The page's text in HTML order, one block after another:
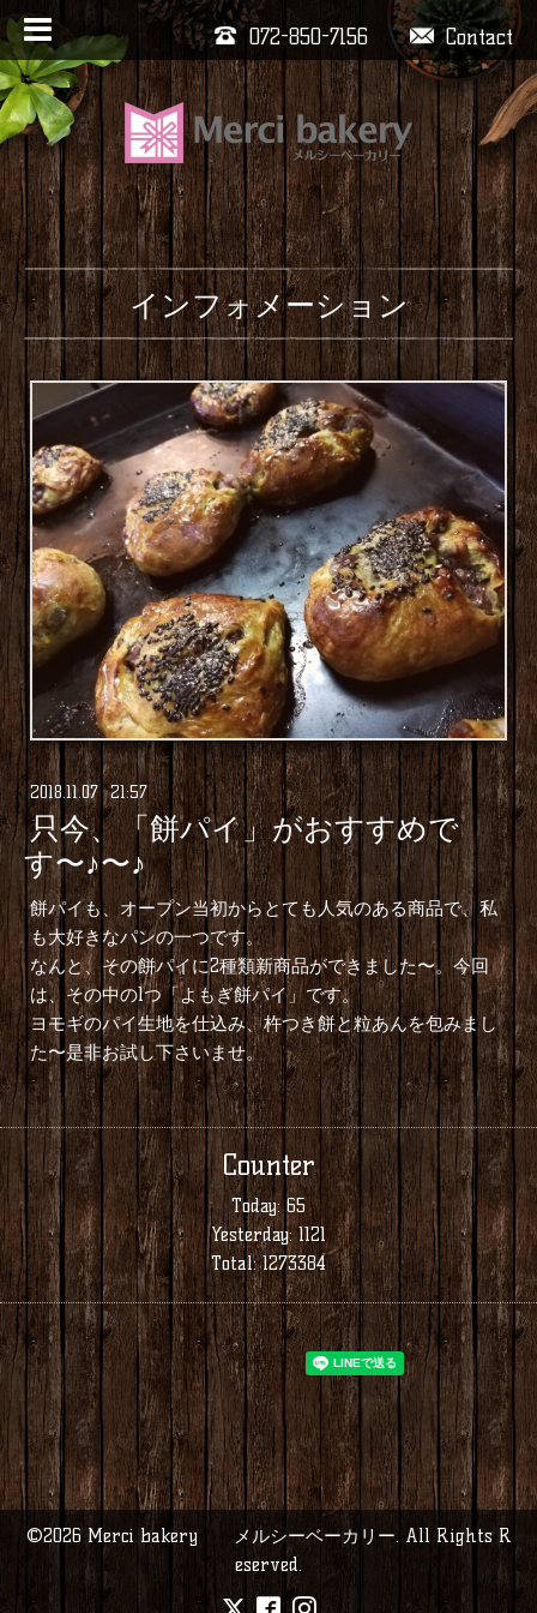
Contact
072-850-7156
インフォメーション
2018 11.07 21:57
只今、「餅パイ」がおすすめで
す〜♪〜♪
餅パイも、オープン当初からとても人気のある商品で、私
も大好きなパンの一つです。
なんと、その餅パイに2種類新商品ができました〜。今回
は、その中の1つ「よもぎ餅パイ」です。
ヨモギのパイ生地を仕込み、杵つき餅と粒あんを包みまし
た〜是非お試し下さいませ。
Counter
Today:65
Yesterday:1121
Total:1273384
©2026 Merci bakery メルシーベーカリー . All Rights R
eserved.